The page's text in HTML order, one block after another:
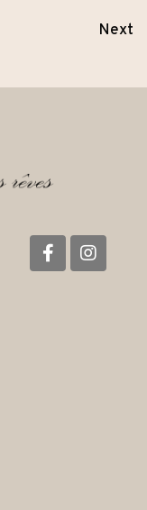
Next